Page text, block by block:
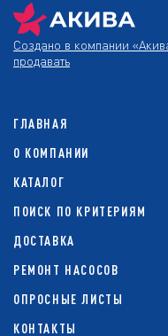
Создано в компании
продавать
ГЛАВНАЯ
О КОМПАНИИ
КАТАЛОГ
ПОИСК ПО КРИТЕРИЯМ
ДОСТАВКА
РЕМОНТ НАСОСОВ
ОПРОСНЫЕ ЛИСТЫ
КОНТАКТЫ